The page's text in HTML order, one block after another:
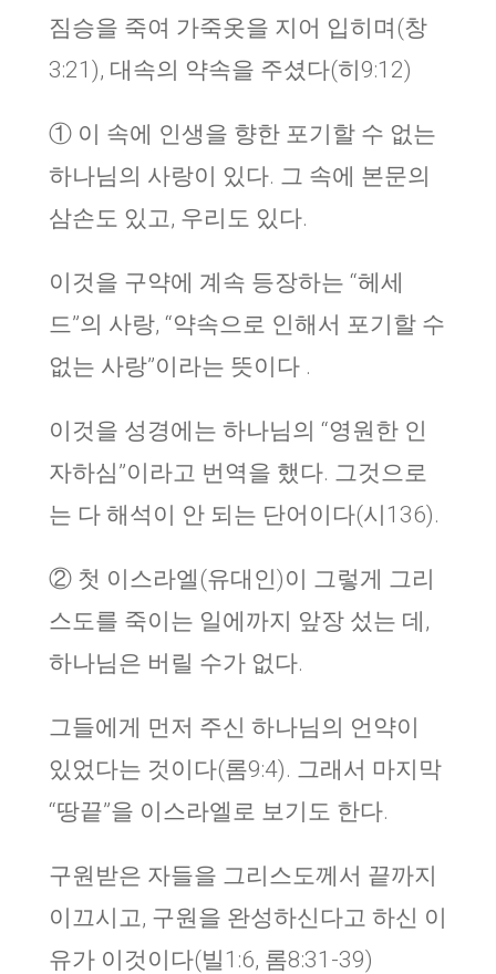
짐승을 죽여 가죽옷을 지어 입히며(창
3:21), 대속의 약속을 주셨다(히9:12)
① 이 속에 인생을 향한 포기할 수 없는
하나님의 사랑이 있다. 그 속에 본문의
삼손도 있고, 우리도 있다.
이것을 구약에 계속 등장하는 “헤세
드”의 사랑, “약속으로 인해서 포기할 수
없는 사랑”이라는 뜻이다 .
이것을 성경에는 하나님의 “영원한 인
자하심”이라고 번역을 했다. 그것으로
는 다 해석이 안 되는 단어이다(시136).
② 첫 이스라엘(유대인)이 그렇게 그리
스도를 죽이는 일에까지 앞장 섰는 데,
하나님은 버릴 수가 없다.
그들에게 먼저 주신 하나님의 언약이
있었다는 것이다(롬9:4). 그래서 마지막
“땅끝”을 이스라엘로 보기도 한다.
구원받은 자들을 그리스도께서 끝까지
이끄시고, 구원을 완성하신다고 하신 이
유가 이것이다(빌1:6, 롬8:31-39)